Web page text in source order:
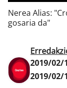
Nerea Alias:
gosaria da"
2019/02/
2019/02/